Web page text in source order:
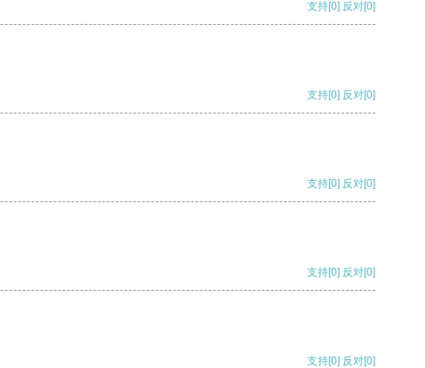
支持[0] 反对[0]
支持[0] 反对[0]
支持[0] 反对[0]
支持[0] 反对[0]
支持[0] 反对[0]